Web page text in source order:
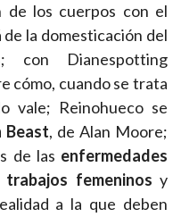
de los cuerpos con el
la domesticación del
; con Dianespotting
cómo, cuando se trata
vale; Reinohueco se
Beast, de Alan Moore;
de las enfermedades
trabajos femeninos y
a la que deben